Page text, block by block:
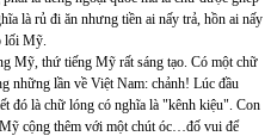
là rủ đi ăn nhưng tiền ai nấy trả, hồn ai nấy
lối Mỹ.
Mỹ, thứ tiếng Mỹ rất sáng tạo. Có một chữ
những lần về Việt Nam: chảnh! Lúc đầu
đó là chữ lóng có nghĩa là "kênh kiệu". Con
cộng thêm với một chút óc…đố vui để